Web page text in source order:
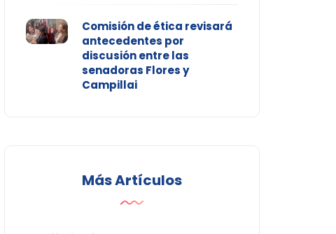
Comisión de ética revisará
antecedentes por
discusión entre las
senadoras Flores y
Campillai
Más Artículos